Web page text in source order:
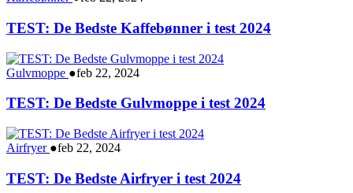
TEST: De Bedste Kaffebønner i test 2024
Gulvmoppe ●feb 22, 2024
TEST: De Bedste Gulvmoppe i test 2024
Airfryer ●feb 22, 2024
TEST: De Bedste Airfryer i test 2024